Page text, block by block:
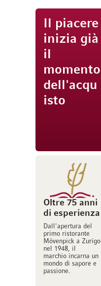
Il piacere
inizia già
il
momento
dell'acqu
isto
Oltre 75 anni
di esperienza
Dall'apertura del
primo ristorante
Mövenpick a Zurigo
nel 1948, il
marchio incarna un
mondo di sapore e
passione.